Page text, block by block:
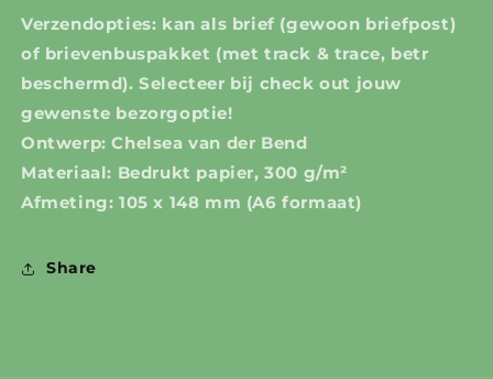
Verzendopties: kan als brief (gewoon briefpost)
of brievenbuspakket (met track & trace, betr
beschermd). Selecteer bij check out jouw
gewenste bezorgoptie!
Ontwerp: Chelsea van der Bend
Materiaal: Bedrukt papier, 300 g/m²
Afmeting: 105 x 148 mm (A6 formaat)
Share